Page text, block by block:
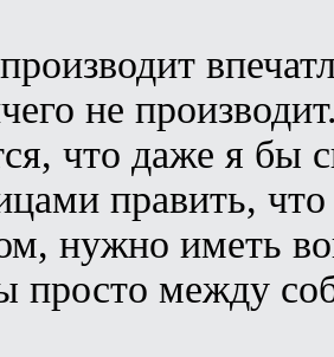
не
что даже я бы
править,
нужно иметь
просто между